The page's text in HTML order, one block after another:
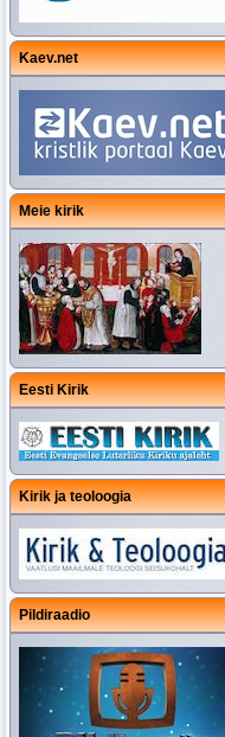
Kaev.net
Meie kirik
Eesti Kirik
Kirik ja teoloogia
Pildiraadio